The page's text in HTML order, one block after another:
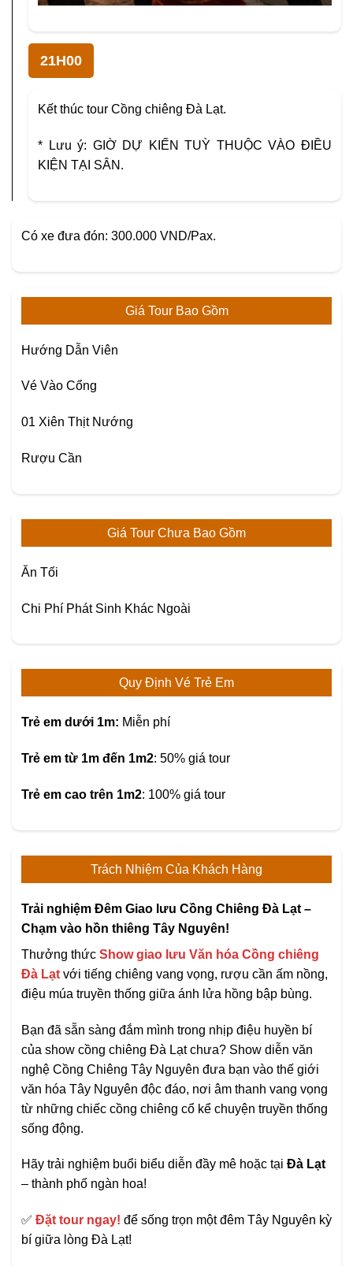
21H00
Kết thúc tour Cồng chiêng Đà Lạt.
* Lưu ý: GIỜ DỰ KIẾN TUỲ THUỘC VÀO ĐIỀU
KIỆN TẠI SÂN.
Có xe đưa đón: 300.000 VND/Pax.
Giá Tour Bao Gồm
Hướng Dẫn Viên
Vé Vào Cổng
01 Xiên Thịt Nướng
Rượu Cần
Giá Tour Chưa Bao Gồm
Ăn Tối
Chi Phí Phát Sinh Khác Ngoài
Quy Định Vé Trẻ Em
Trẻ em dưới 1m: Miễn phí
Trẻ em từ 1m đến 1m2: 50% giá tour
Trẻ em cao trên 1m2: 100% giá tour
Trách Nhiệm Của Khách Hàng
Trải nghiệm Đêm Giao lưu Cồng Chiêng Đà Lạt –
Chạm vào hồn thiêng Tây Nguyên!
Thưởng thức Show giao lưu Văn hóa Cồng chiêng
Đà Lạt với tiếng chiêng vang vọng, rượu cần ấm nồng,
điệu múa truyền thống giữa ánh lửa hồng bập bùng.
Bạn đã sẵn sàng đắm mình trong nhịp điệu huyền bí
của show cồng chiêng Đà Lạt chưa? Show diễn văn
nghệ Cồng Chiêng Tây Nguyên đưa bạn vào thế giới
văn hóa Tây Nguyên độc đáo, nơi âm thanh vang vọng
từ những chiếc cồng chiêng cổ kể chuyện truyền thống
sống động.
Hãy trải nghiệm buổi biểu diễn đầy mê hoặc tại Đà Lạt
– thành phố ngàn hoa!
✅ Đặt tour ngay! để sống trọn một đêm Tây Nguyên kỳ
bí giữa lòng Đà Lạt!